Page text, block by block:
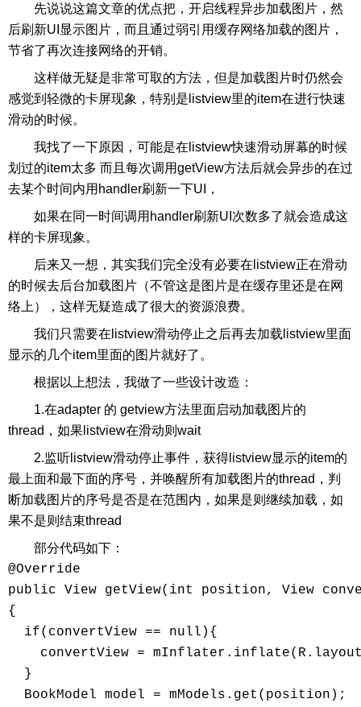
先说说这篇文章的优点把，开启线程异步加载图片，然
后刷新UI显示图片，而且通过弱引用缓存网络加载的图片，
节省了再次连接网络的开销。
这样做无疑是非常可取的方法，但是加载图片时仍然会
感觉到轻微的卡屏现象，特别是listview里的item在进行快速
滑动的时候。
我找了一下原因，可能是在listview快速滑动屏幕的时候
划过的item太多 而且每次调用getView方法后就会异步的在过
去某个时间内用handler刷新一下UI，
如果在同一时间调用handler刷新UI次数多了就会造成这
样的卡屏现象。
后来又一想，其实我们完全没有必要在listview正在滑动
的时候去后台加载图片（不管这是图片是在缓存里还是在网
络上），这样无疑造成了很大的资源浪费。
我们只需要在listview滑动停止之后再去加载listview里面
显示的几个item里面的图片就好了。
根据以上想法，我做了一些设计改造：
1.在adapter 的 getview方法里面启动加载图片的
thread，如果listview在滑动则wait
2.监听listview滑动停止事件，获得listview显示的item的
最上面和最下面的序号，并唤醒所有加载图片的thread，判
断加载图片的序号是否是在范围内，如果是则继续加载，如
果不是则结束thread
部分代码如下：
@Override
public View getView(int position, View
{
  if(convertView == null){
convertView =
  }
  BookModel model = mModels.get(position);